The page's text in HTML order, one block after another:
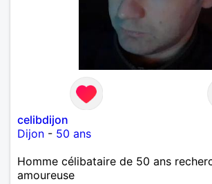
celibdijon
Dijon - 50 ans
Homme célibataire de 50 ans
amoureuse